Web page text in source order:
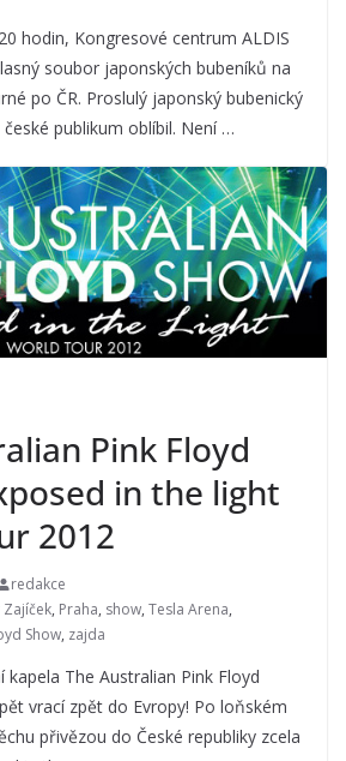
hodin, Kongresové centrum ALDIS
soubor japonských bubeníků na
po ČR. Proslulý japonský bubenický
publikum oblíbil. Není …
Pink Floyd
in the light
2012
redakce
Zajíček, Praha, show, Tesla Arena,
Show, zajda
The Australian Pink Floyd
vrací zpět do Evropy! Po loňském
přivězou do České republiky zcela